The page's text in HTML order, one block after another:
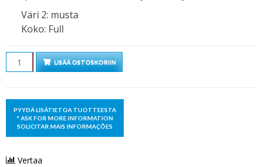
69,90 €.45,90 €.
Väri 2: musta
Koko: Full
Määrä LISÄÄ OSTOSKORIIN
Vertaa